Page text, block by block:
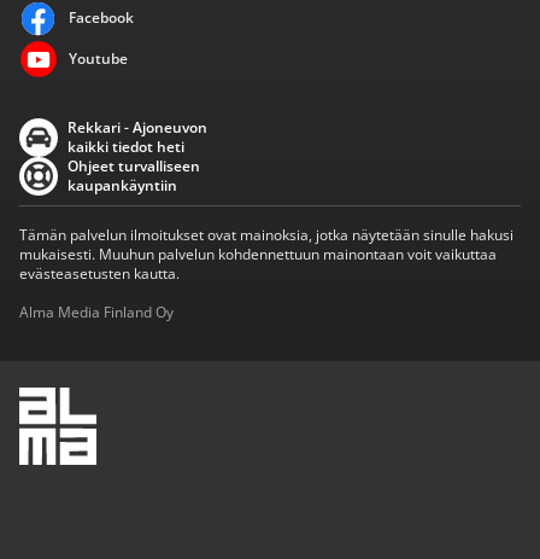
Facebook
Youtube
Rekkari - Ajoneuvon
kaikki tiedot heti
Ohjeet turvalliseen
kaupankäyntiin
Tämän palvelun ilmoitukset ovat mainoksia, jotka näytetään sinulle hakusi
mukaisesti. Muuhun palvelun kohdennettuun mainontaan voit vaikuttaa
evästeasetusten kautta.
Alma Media Finland Oy